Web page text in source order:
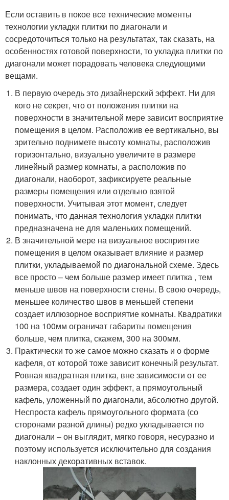
Если оставить в покое все технические моменты
технологии укладки плитки по диагонали и
сосредоточиться только на результатах, так сказать, на
особенностях готовой поверхности, то укладка плитки по
диагонали может порадовать человека следующими
вещами.
В первую очередь это дизайнерский эффект. Ни для
кого не секрет, что от положения плитки на
поверхности в значительной мере зависит восприятие
помещения в целом. Расположив ее вертикально, вы
зрительно поднимете высоту комнаты, расположив
горизонтально, визуально увеличите в размере
линейный размер комнаты, а расположив по
диагонали, наоборот, зафиксируете реальные
размеры помещения или отдельно взятой
поверхности. Учитывая этот момент, следует
понимать, что данная технология укладки плитки
предназначена не для маленьких помещений.
В значительной мере на визуальное восприятие
помещения в целом оказывает влияние и размер
плитки, укладываемой по диагональной схеме. Здесь
все просто – чем больше размер имеет плитка , тем
меньше швов на поверхности стены. В свою очередь,
меньшее количество швов в меньшей степени
создает иллюзорное восприятие комнаты. Квадратики
100 на 100мм ограничат габариты помещения
больше, чем плитка, скажем, 300 на 300мм.
Практически то же самое можно сказать и о форме
кафеля, от которой тоже зависит конечный результат.
Ровная квадратная плитка, вне зависимости от ее
размера, создает один эффект, а прямоугольный
кафель, уложенный по диагонали, абсолютно другой.
Неспроста кафель прямоугольного формата (со
сторонами разной длины) редко укладывается по
диагонали – он выглядит, мягко говоря, несуразно и
поэтому используется исключительно для создания
наклонных декоративных вставок.